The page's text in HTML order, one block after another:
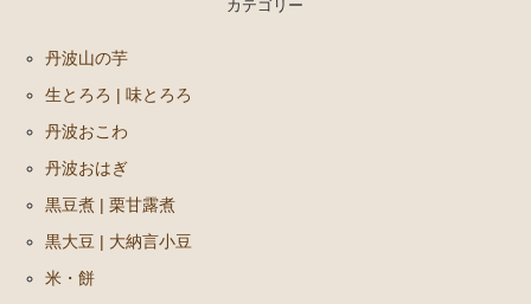
カテゴリー
丹波山の芋
生とろろ | 味とろろ
丹波おこわ
丹波おはぎ
黒豆煮 | 栗甘露煮
黒大豆 | 大納言小豆
米・餅